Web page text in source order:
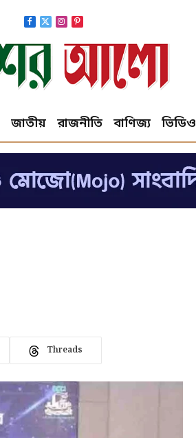
Facebook
X
(Twitter)
Instagram
Pinterest
জাতীয় রাজনীতি বাণিজ্য ভিডিও
Threads